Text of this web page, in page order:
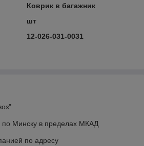
Коврик в багажник
шт
12-026-031-0031
по Минску в пределах МКАД
по адресу